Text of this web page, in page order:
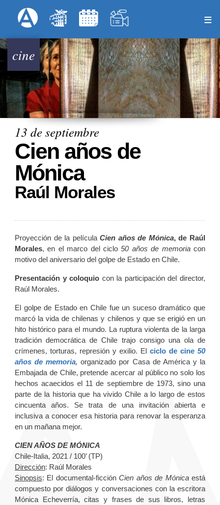
al
principal
Menú Superior
cine
13 de septiembre
Cien años de
Mónica
Raúl Morales
Proyección de la películaCien años de Mónica, de Raúl
Morales, en el marco del ciclo50 años de memoriacon
motivo del aniversario del golpe de Estado en Chile.
Presentación y coloquio con la participación del director,
Raúl Morales.
El golpe de Estado en Chile fue un suceso dramático que
marcó la vida de chilenas y chilenos y que se erigió en un
hito histórico para el mundo. La ruptura violenta de la larga
tradición democrática de Chile trajo consigo una ola de
crímenes, torturas, represión y exilio. El ciclo de cine 50
años de memoria,organizado por Casa de América y la
Embajada de Chile, pretende acercar al público no solo los
hechos acaecidos el 11 de septiembre de 1973, sino una
parte de la historia que ha vivido Chile a lo largo de estos
cincuenta años. Se trata de una invitación abierta e
inclusiva a conocer esa historia para renovar la esperanza
en un mañana mejor.
CIEN AÑOS DE MÓNICA
Chile-Italia, 2021 / 100’ (TP)
Dirección: Raúl Morales
Sinopsis: El documental-ficciónCien años de Mónicaestá
compuesto por diálogos y conversaciones con la escritora
Mónica Echeverría, citas y frases de sus libros, letras